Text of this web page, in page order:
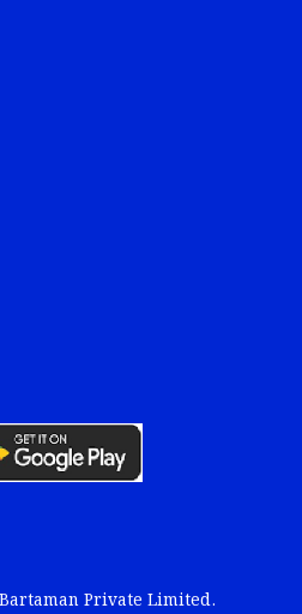
Private Limited.